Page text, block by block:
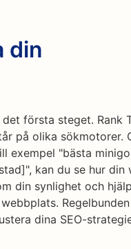
din
första steget. Rank
på olika sökmotorer.
exempel "bästa
kan du se hur din
din synlighet och
Regelbunden
dina SEO-